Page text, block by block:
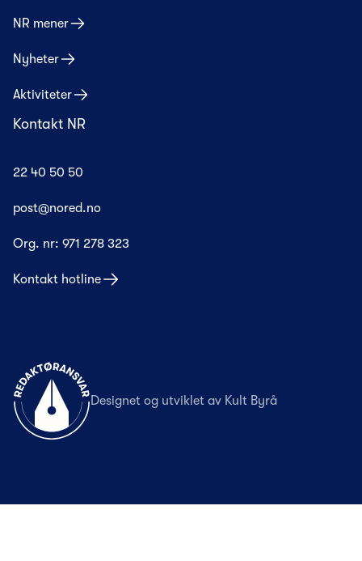
NR mener
Nyheter
Aktiviteter
Kontakt NR
22 40 50 50
post@nored.no
Org. nr: 971 278 323
Kontakt hotline
Til forsiden
Designet og utviklet av Kult Byrå